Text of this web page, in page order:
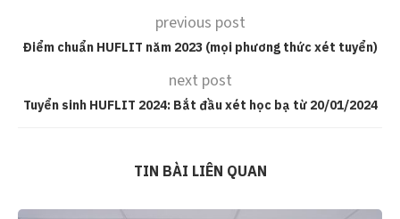
previous post
Điểm chuẩn HUFLIT năm 2023 (mọi phương thức xét tuyển)
next post
Tuyển sinh HUFLIT 2024: Bắt đầu xét học bạ từ 20/01/2024
TIN BÀI LIÊN QUAN